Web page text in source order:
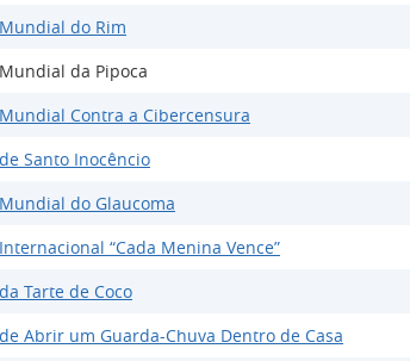
do Rim
da Pipoca
Contra a Cibercensura
Santo Inocêncio
do Glaucoma
“Cada Menina Vence”
Tarte de Coco
Abrir um Guarda-Chuva Dentro de Casa